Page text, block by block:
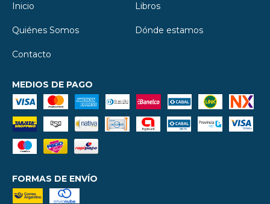
Inicio
Libros
Quiénes Somos Dónde estamos
Contacto
MEDIOS DE PAGO
FORMAS DE ENVÍO